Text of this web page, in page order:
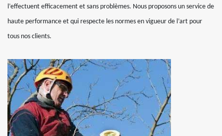
l’effectuent efficacement et sans problèmes. Nous proposons un service de
haute performance et qui respecte les normes en vigueur de l’art pour
tous nos clients.